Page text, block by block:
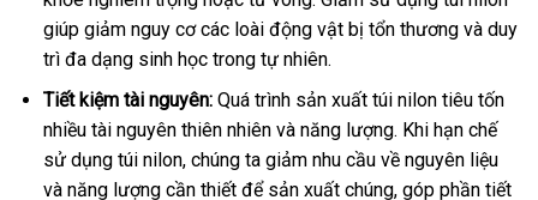
giúp giảm nguy cơ các loài động vật bị tổn thương và duy
trì đa dạng sinh học trong tự nhiên.
Tiết kiệm tài nguyên:Quá trình sản xuất túi nilon tiêu tốn
nhiều tài nguyên thiên nhiên và năng lượng. Khi hạn chế
sử dụng túi nilon, chúng ta giảm nhu cầu về nguyên liệu
và năng lượng cần thiết để sản xuất chúng, góp phần tiết